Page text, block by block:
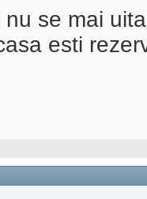
se mai
esti